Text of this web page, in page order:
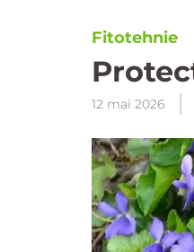
Fitotehnie
12 mai 2026